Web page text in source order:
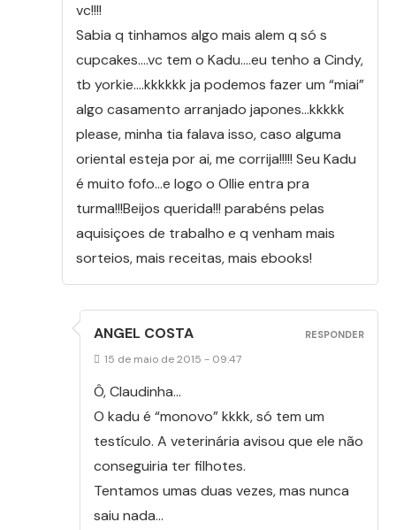
vc!!!!
Sabia q tinhamos algo mais alem q só s
cupcakes….vc tem o Kadu….eu tenho a Cindy,
tb yorkie….kkkkkk ja podemos fazer um “miai”
algo casamento arranjado japones…kkkkk
please, minha tia falava isso, caso alguma
oriental esteja por ai, me corrija!!!!! Seu Kadu
é muito fofo…e logo o Ollie entra pra
turma!!!Beijos querida!!! parabéns pelas
aquisiçoes de trabalho e q venham mais
sorteios, mais receitas, mais ebooks!
ANGEL COSTA
15 de maio de 2015 - 09:47
Ô, Claudinha…
O kadu é “monovo” kkkk, só tem um
testículo. A veterinária avisou que ele não
conseguiria ter filhotes.
Tentamos umas duas vezes, mas nunca
saiu nada…
RESPONDER